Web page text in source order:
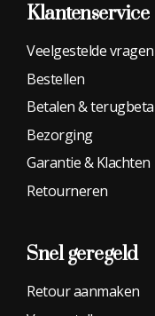
Klantenservice
Veelgestelde vragen
Bestellen
Betalen &
Bezorging
Garantie & Klachten
Retourneren
Snel geregeld
Retour aanmaken